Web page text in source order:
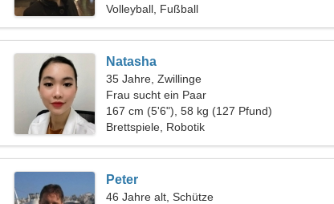
Volleyball, Fußball
Natasha
35 Jahre, Zwillinge
Frau sucht ein Paar
167 cm (5'6"), 58 kg (127 Pfund)
Brettspiele, Robotik
Peter
46 Jahre alt, Schütze